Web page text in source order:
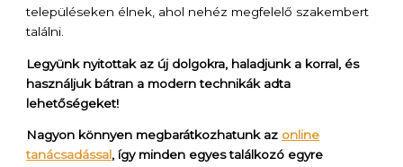
településeken élnek, ahol nehéz megfelelő szakembert
találni.
Legyünk nyitottak az új dolgokra, haladjunk a korral, és
használjuk bátran a modern technikák adta
lehetőségeket!
Nagyon könnyen megbarátkozhatunk az online
tanácsadással, így minden egyes találkozó egyre